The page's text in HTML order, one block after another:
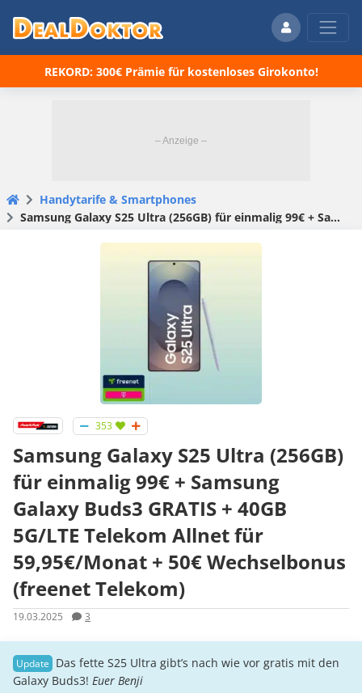
REKORD: 300€ Prämie für kostenloses Girokonto!
Handytarife & Smartphones
Samsung Galaxy S25 Ultra (256GB) für einmalig 99€ + Samsung Galaxy Buds3 GRATIS + 40GB 5G/LTE Telekom Allnet für 59,95€/Monat + 50€ Wechselbonus (freenet Telekom)
353
Samsung Galaxy S25 Ultra (256GB)
für einmalig 99€ + Samsung
Galaxy Buds3 GRATIS + 40GB
5G/LTE Telekom Allnet für
59,95€/Monat + 50€ Wechselbonus
(freenet Telekom)
19.03.2025 3
Das fette S25 Ultra gibt’s nach wie vor gratis mit den
Galaxy Buds3! Euer Benji